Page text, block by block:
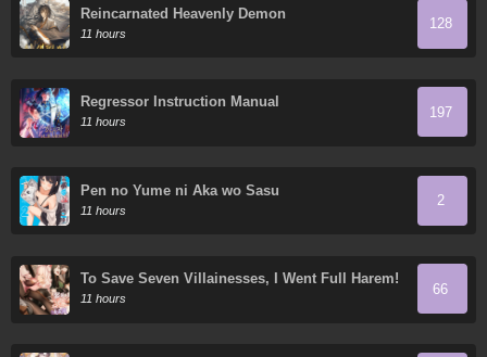
Reincarnated Heavenly Demon
11 hours
128
Regressor Instruction Manual
11 hours
197
Pen no Yume ni Aka wo Sasu
11 hours
2
To Save Seven Villainesses, I Went Full Harem!
11 hours
66